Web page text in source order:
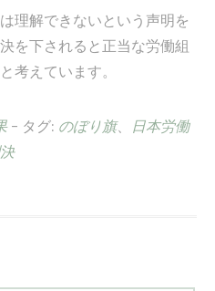
理解できないという声明を
を下されると正当な労働組
考えています。
- タグ: のぼり旗、 日本労働